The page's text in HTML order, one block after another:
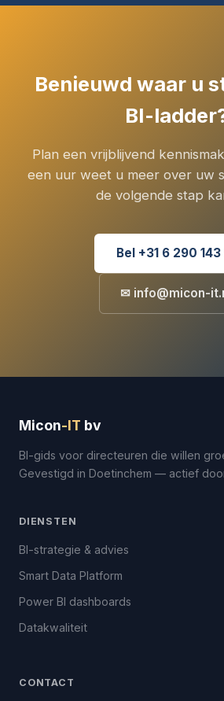
Benieuwd waar u
BI-
Plan een vrijblijvend
een uur weet u meer over uw
de volgende stap
Bel +31 6 290 143
✉ info@micon-
Micon-IT bv
BI-gids voor directeuren die willen
Gevestigd in Doetinchem — actief
DIENSTEN
BI-strategie & advies
Smart Data Platform
Power BI dashboards
Datakwaliteit
CONTACT